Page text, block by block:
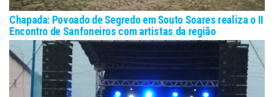
Chapada: Povoado de Segredo em Souto Soares realiza o II
Encontro de Sanfoneiros com artistas da região